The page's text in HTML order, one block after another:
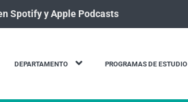
Spotify y Apple Podcasts
DEPARTAMENTO PROGRAMAS DE ESTUDIO